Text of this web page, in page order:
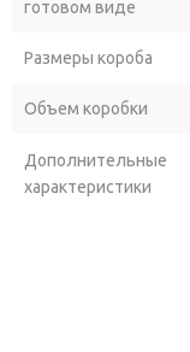
готовом виде
Размеры короба
Объем коробки
Дополнительные
характеристики